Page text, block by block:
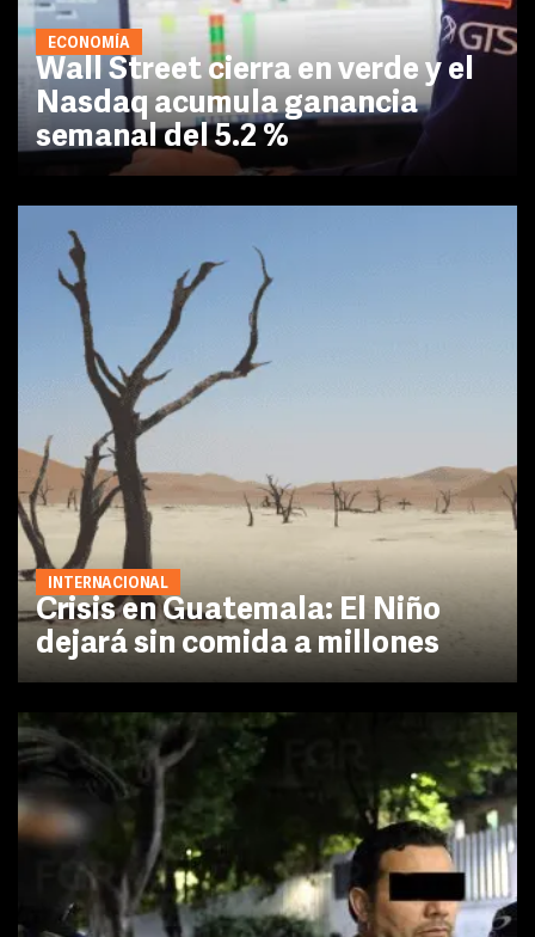
ECONOMÍA
Wall Street cierra en verde y el
Nasdaq acumula ganancia
semanal del 5.2 %
INTERNACIONAL
Crisis en Guatemala: El Niño
dejará sin comida a millones